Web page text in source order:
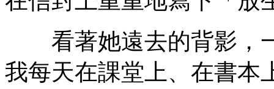
看著她遠去的背影，
我每天在課堂上、在書本